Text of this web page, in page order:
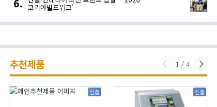
코리아빌드위크’
추천제품 1 / 4
신품 신품